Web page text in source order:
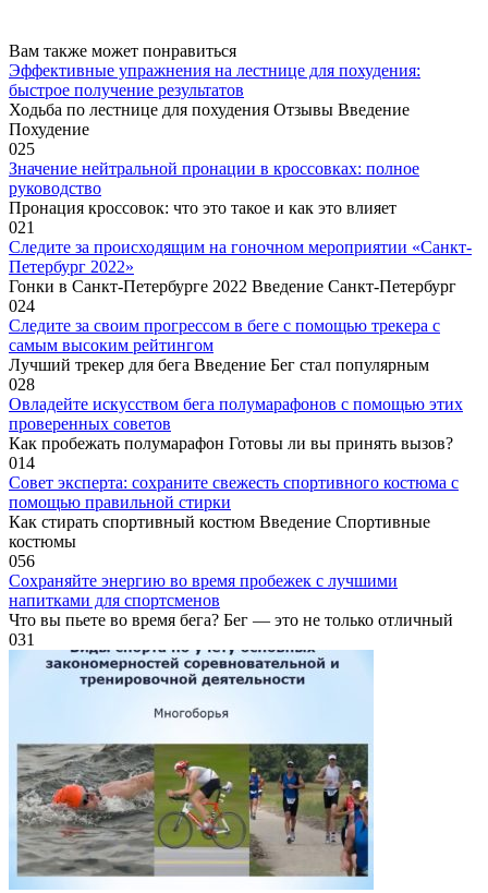
Вам также может понравиться
Эффективные упражнения на лестнице для похудения:
быстрое получение результатов
Ходьба по лестнице для похудения Отзывы Введение
Похудение
025
Значение нейтральной пронации в кроссовках: полное
руководство
Пронация кроссовок: что это такое и как это влияет
021
Следите за происходящим на гоночном мероприятии «Санкт-
Петербург 2022»
Гонки в Санкт-Петербурге 2022 Введение Санкт-Петербург
024
Следите за своим прогрессом в беге с помощью трекера с
самым высоким рейтингом
Лучший трекер для бега Введение Бег стал популярным
028
Овладейте искусством бега полумарафонов с помощью этих
проверенных советов
Как пробежать полумарафон Готовы ли вы принять вызов?
014
Совет эксперта: сохраните свежесть спортивного костюма с
помощью правильной стирки
Как стирать спортивный костюм Введение Спортивные
костюмы
056
Сохраняйте энергию во время пробежек с лучшими
напитками для спортсменов
Что вы пьете во время бега? Бег — это не только отличный
031